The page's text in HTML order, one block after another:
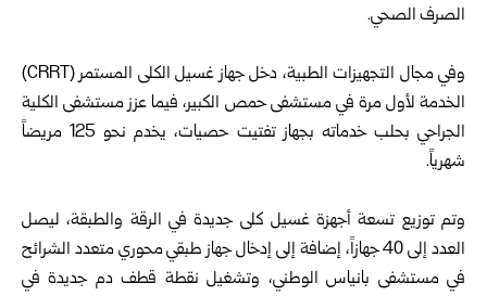
الصرف الصحي.
وفي مجال التجهيزات الطبية، دخل جهاز غسيل الكلى المستمر (CRRT)
الخدمة لأول مرة في مستشفى حمص الكبير، فيما عزز مستشفى الكلية
الجراحي بحلب خدماته بجهاز تفتيت حصيات، يخدم نحو 125 مريضاً
شهرياً.
وتم توزيع تسعة أجهزة غسيل كلى جديدة في الرقة والطبقة، ليصل
العدد إلى 40 جهازاً، إضافة إلى إدخال جهاز طبقي محوري متعدد الشرائح
في مستشفى بانياس الوطني، وتشغيل نقطة قطف دم جديدة في